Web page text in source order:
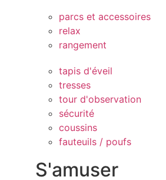
parcs et accessoires
relax
rangement
tapis d'éveil
tresses
tour d'observation
sécurité
coussins
fauteuils / poufs
S'amuser